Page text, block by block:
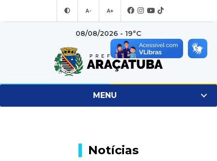
A- A+
08/08/2026 - 19°C
MENU
Notícias